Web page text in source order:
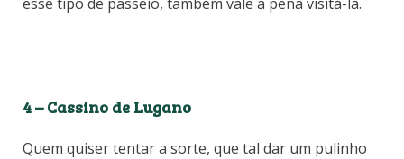
4 – Cassino de Lugano
Quem quiser tentar a sorte, que tal dar um pulinho